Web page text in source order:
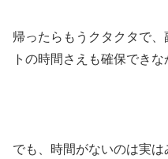
帰ったらもうクタクタで
トの時間さえも確保できな
でも、時間がないのは実は